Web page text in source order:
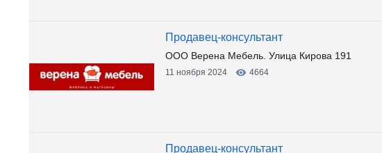
Продавец-консультант
ООО Верена Мебель. Улица Кирова 191
11 ноября 2024 4664
Продавец-консультант